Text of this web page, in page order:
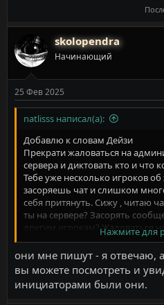
skolopendra
Начинающий
25 Фев 2025
natlisss написал(а):
Добавлю к словам Дейзи
Прекрати жаловаться на
сервера и диктовать кто и что
Тебе уже несколько игроков об
засоряешь чат и слишком
себя притянуть. Сижу , читаю
ты на сервере? Засорять
другим игрокам? Жаловаться
потому что ты играешь по
есть смысл, но настолько
Играешь по правилам ? Ты
такими как ты, а мы проследим)
Нажмите для
они мне пишут - я отвечаю,
вы можете посмотреть и
инициаторами были они.